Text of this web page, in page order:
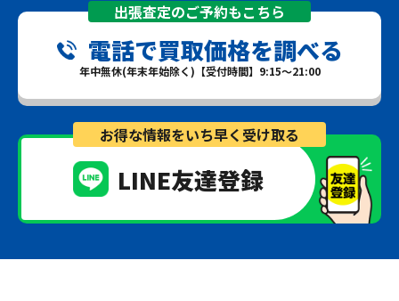
出張査定のご予約もこちら
電話で買取価格を調べる
年中無休(年末年始除く)【受付時間】9:15～21:00
お得な情報をいち早く受け取る
LINE友達登録